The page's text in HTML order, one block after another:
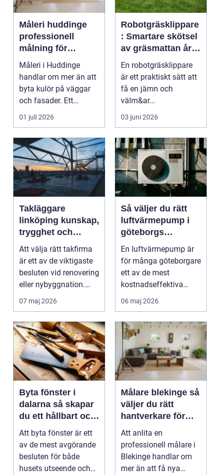
Måleri huddinge
professionell
målning för
hållbara resultat
Måleri i Huddinge
handlar om mer än att
byta kulör på väggar
och fasader. Ett
genomtänkt
måleriarbet...
01 juli 2026
Robotgräsklippare
: Smartare skötsel
av gräsmattan året
runt
En robotgräsklippare
är ett praktiskt sätt att
få en jämn och
välm&ar...
03 juni 2026
Takläggare
linköping kunskap,
trygghet och
hållbara tak
Att välja rätt takfirma
är ett av de viktigaste
besluten vid renovering
eller nybyggnation.
Taket på...
07 maj 2026
Så väljer du rätt
luftvärmepump i
göteborgs
kustklimat
En luftvärmepump är
för många göteborgare
ett av de mest
kostnadseffektiva
sätten att sänka sina
upp...
06 maj 2026
Byta fönster i
dalarna så skapar
du ett hållbart och
vackert hus
Att byta fönster är ett
av de mest avgörande
besluten för både
husets utseende och
Målare blekinge så
väljer du rätt
hantverkare för
hem och företag
Att anlita en
professionell målare i
Blekinge handlar om
mer än att få nya